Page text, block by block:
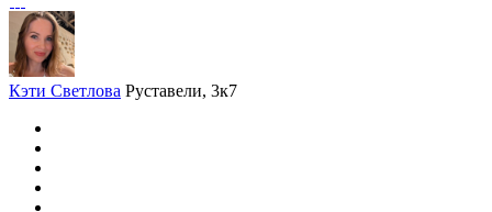
Кэти Светлова Руставели, 3к7